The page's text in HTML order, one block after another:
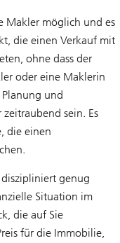
Makler möglich und es
die einen Verkauf mit
ohne dass der
oder eine Maklerin
und
sein. Es
die einen
diszipliniert genug
Situation im
die auf Sie
für die Immobilie,